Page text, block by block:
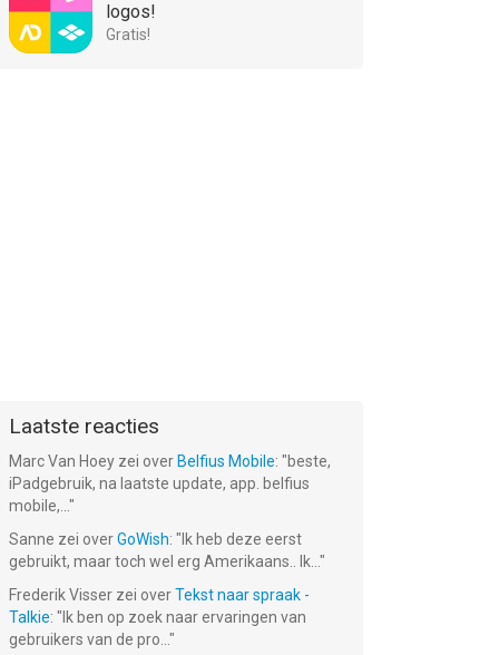
logos!
Gratis!
Laatste reacties
Marc Van Hoey zei over Belfius Mobile: "beste,
iPadgebruik, na laatste update, app. belfius
mobile,... "
Sanne zei overGoWish: " Ik heb deze eerst
gebruikt, maar toch wel erg Amerikaans.. Ik... "
Frederik Visser zei overTekst naar spraak -
Talkie: " Ik ben op zoek naar ervaringen van
gebruikers van de pro... "